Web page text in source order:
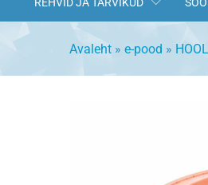
Avaleht » e-pood »